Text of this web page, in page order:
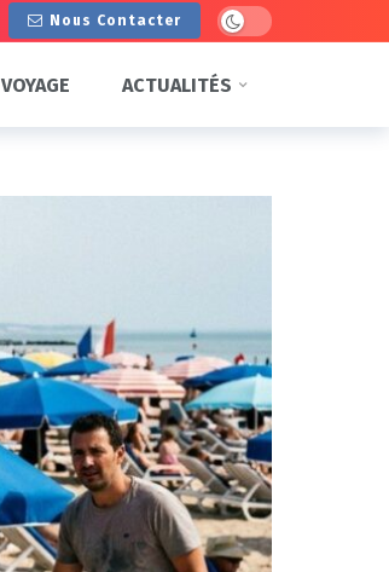
Nous Contacter Dark mode
VOYAGE ACTUALITÉS